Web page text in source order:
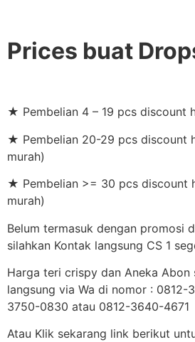
Prices buat
★ Pembelian 4 – 19 pcs discount
★ Pembelian 20-29 pcs discount
murah)
★ Pembelian >= 30 pcs discount
murah)
Belum termasuk dengan promosi
silahkan Kontak langsung CS 1
Harga teri crispy dan Aneka Abon
langsung via Wa di nomor : 0812-
3750-0830 atau 0812-3640-4671
Atau Klik sekarang link berikut